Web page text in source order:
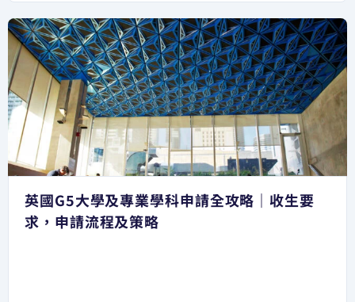
英國G5大學及專業學科申請全攻略｜收生要
求，申請流程及策略